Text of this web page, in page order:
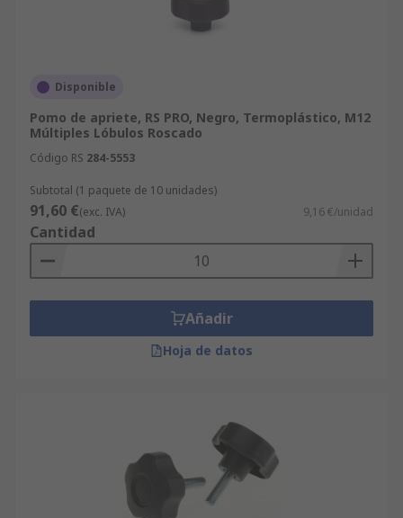
Disponible
Pomo de apriete, RS PRO, Negro, Termoplástico, M12
Múltiples Lóbulos Roscado
Código RS 284-5553
Subtotal (1 paquete de 10 unidades)
91,60 €(exc. IVA) 9,16 €/unidad
Cantidad
Añadir
Hoja de datos